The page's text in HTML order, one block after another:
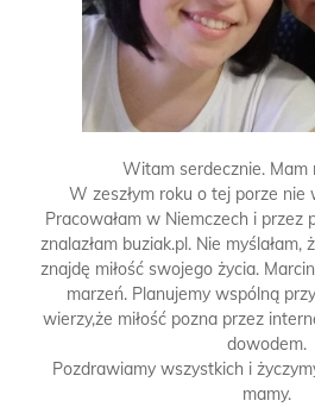
Witam serdecznie. Mam
W zeszłym roku o tej porze nie
Pracowałam w Niemczech i przez
znalazłam buziak.pl. Nie
znajdę miłość swojego życia.
marzeń. Planujemy wspólną
wierzy,że miłość pozna przez
dowodem.
Pozdrawiamy wszystkich i
mamy.